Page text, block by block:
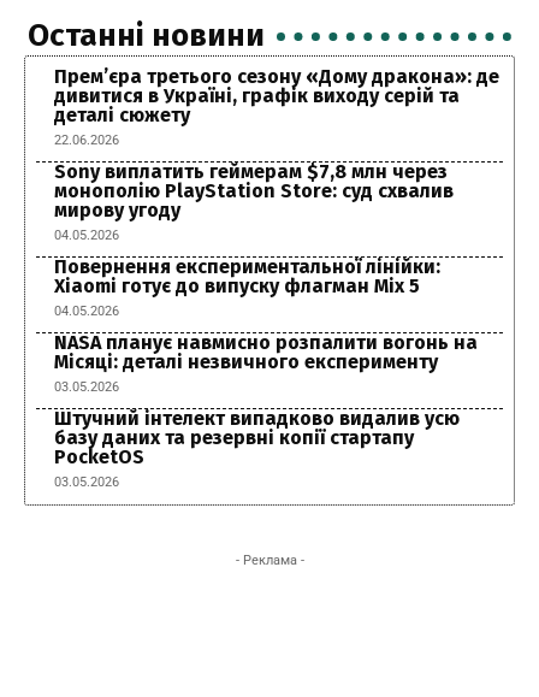
Останні новини
Прем’єра третього сезону «Дому дракона»: де
дивитися в Україні, графік виходу серій та
деталі сюжету
22.06.2026
Sony виплатить геймерам $7,8 млн через
монополію PlayStation Store: суд схвалив
мирову угоду
04.05.2026
Повернення експериментальної лінійки:
Xiaomi готує до випуску флагман Mix 5
04.05.2026
NASA планує навмисно розпалити вогонь на
Місяці: деталі незвичного експерименту
03.05.2026
Штучний інтелект випадково видалив усю
базу даних та резервні копії стартапу
PocketOS
03.05.2026
- Реклама -